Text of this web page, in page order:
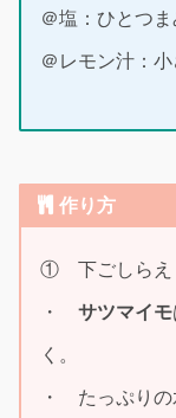
＠塩：ひとつま
＠レモン汁：
作り方
① 下ごしらえ
・ サツマイモ
く。
・ たっぷりの